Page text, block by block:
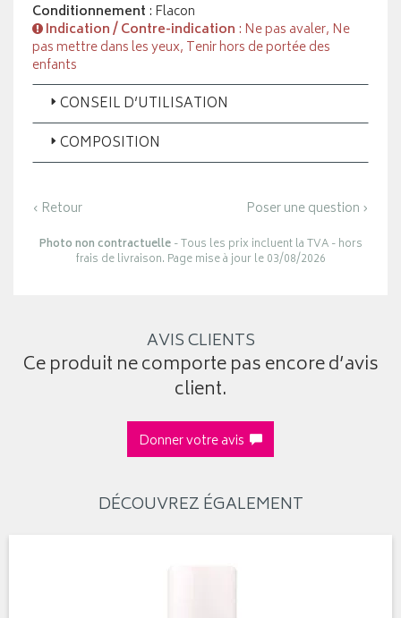
Conditionnement : Flacon
Indication / Contre-indication : Ne pas avaler, Ne
pas mettre dans les yeux, Tenir hors de portée des
enfants
CONSEIL D’UTILISATION
COMPOSITION
‹ Retour Poser une question ›
Photo non contractuelle- Tous les prix incluent la TVA - hors
frais de livraison. Page mise à jour le 03/08/2026
AVIS CLIENTS
Ce produit ne comporte pas encore d’avis
client.
Donner votre avis
DÉCOUVREZ ÉGALEMENT